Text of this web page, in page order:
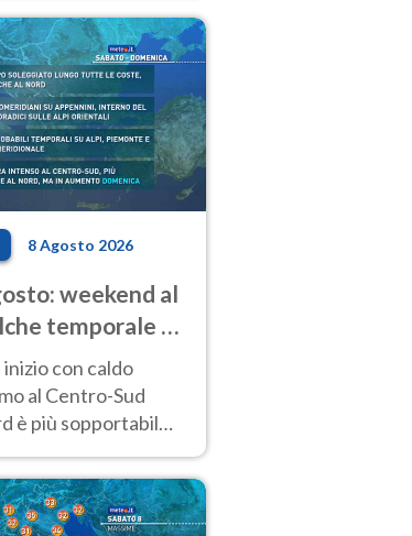
8 Agosto 2026
weekend al
temporale e
al Centro-Sud
con caldo
al Centro-Sud
è più sopportabile